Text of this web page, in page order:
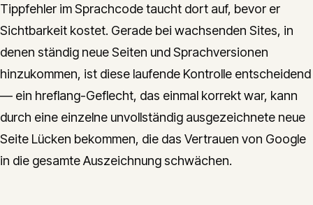
Tippfehler im Sprachcode taucht dort auf, bevor er
Sichtbarkeit kostet. Gerade bei wachsenden Sites, in
denen ständig neue Seiten und Sprachversionen
hinzukommen, ist diese laufende Kontrolle entscheidend
— ein hreflang-Geflecht, das einmal korrekt war, kann
durch eine einzelne unvollständig ausgezeichnete neue
Seite Lücken bekommen, die das Vertrauen von Google
in die gesamte Auszeichnung schwächen.